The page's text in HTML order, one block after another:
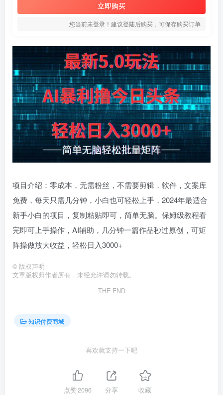
立即购买
您当前未登录！建议登陆后购买，可保存购买订单
项目介绍：零成本，无需粉丝，不需要剪辑，软件，文案库
免费，每天只需几分钟，小白也可轻松上手，2024年最适合
新手小白的项目，复制粘贴即可，简单无脑。保姆级教程看
完即可上手操作，AI辅助，几分钟一篇作品秒过原创，可矩
阵操做放大收益，轻松日入3000+
© 版权声明
文章版权归作者所有，未经允许请勿转载。
THE END
知识付费商城
喜欢就支持一下吧
点赞2096 分享 收藏